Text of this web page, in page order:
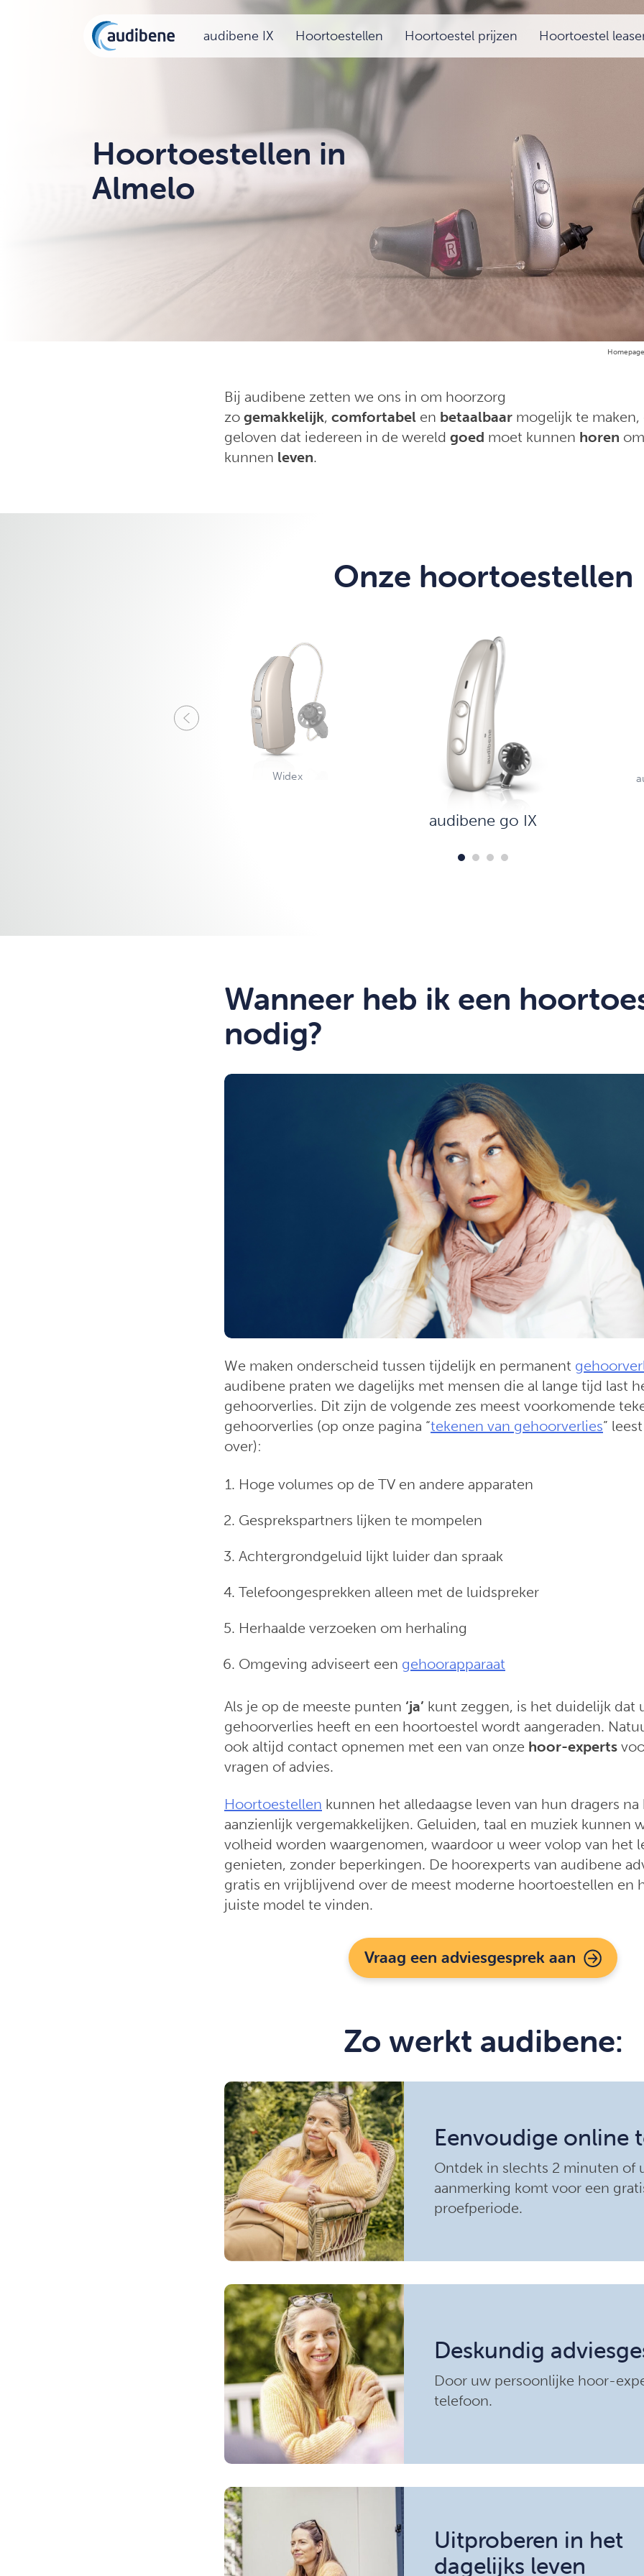
audibene IX Hoortoestellen Hoortoestel prijzen Hoortoestel
Hoortoestellen in
Almelo
Homepage
Bij audibene zetten we ons in om hoorzorg
zo gemakkelijk, comfortabel en betaalbaar mogelijk te
geloven dat iedereen in de wereld goed moet kunnen horen
kunnen leven.
Onze hoortoestellen
audibene go IX
Widex
Wanneer heb ik een
nodig?
We maken onderscheid tussen tijdelijk en permanent
audibene praten we dagelijks met mensen die al lange tijd last
gehoorverlies. Dit zijn de volgende zes meest voorkomende
gehoorverlies (op onze pagina “tekenen van gehoorverlies”
over):
Hoge volumes op de TV en andere apparaten
Gesprekspartners lijken te mompelen
Achtergrondgeluid lijkt luider dan spraak
Telefoongesprekken alleen met de luidspreker
Herhaalde verzoeken om herhaling
Omgeving adviseert een gehoorapparaat
Als je op de meeste punten ‘ja’ kunt zeggen, is het duidelijk dat
gehoorverlies heeft en een hoortoestel wordt aangeraden.
ook altijd contact opnemen met een van onze hoor-experts
vragen of advies.
Hoortoestellen kunnen het alledaagse leven van hun dragers
aanzienlijk vergemakkelijken. Geluiden, taal en muziek kunnen
volheid worden waargenomen, waardoor u weer volop van het
genieten, zonder beperkingen. De hoorexperts van audibene
gratis en vrijblijvend over de meest moderne hoortoestellen en
juiste model te vinden.
Vraag een adviesgesprek aan
Zo werkt audibene:
Eenvoudige online
Ontdek in slechts 2 minuten of
aanmerking komt voor een
proefperiode.
Deskundig
Door uw persoonlijke hoor-
telefoon.
Uitproberen in het
dagelijks leven